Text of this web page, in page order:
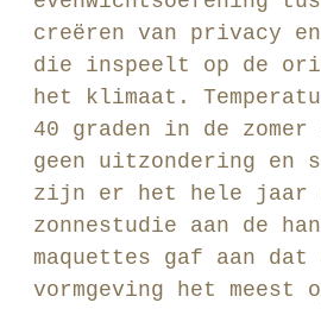
creëren van privacy
die inspeelt op de
het klimaat.
40 graden in de
geen uitzondering en
zijn er het hele jaar
zonnestudie aan de
maquettes gaf aan dat
vormgeving het meest